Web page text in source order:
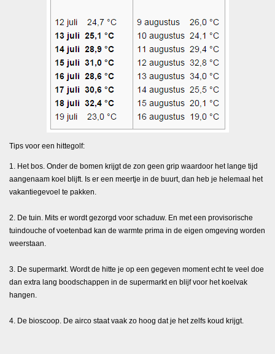
Tips voor een hittegolf:
1. Het bos. Onder de bomen krijgt de zon geen grip waardoor het lange tijd
aangenaam koel blijft. Is er een meertje in de buurt, dan heb je helemaal het
vakantiegevoel te pakken.
2. De tuin. Mits er wordt gezorgd voor schaduw. En met een provisorische
tuindouche of voetenbad kan de warmte prima in de eigen omgeving worden
weerstaan.
3. De supermarkt. Wordt de hitte je op een gegeven moment echt te veel doe
dan extra lang boodschappen in de supermarkt en blijf voor het koelvak
hangen.
4. De bioscoop. De airco staat vaak zo hoog dat je het zelfs koud krijgt.